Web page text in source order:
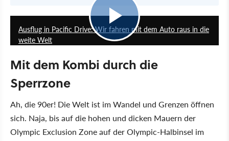
Ausflug in Pacific Drive: Wir fahren mit dem Auto raus in die
weite Welt
Mit dem Kombi durch die
Sperrzone
Ah, die 90er! Die Welt ist im Wandel und Grenzen öffnen
sich. Naja, bis auf die hohen und dicken Mauern der
Olympic Exclusion Zone auf der Olympic-Halbinsel im